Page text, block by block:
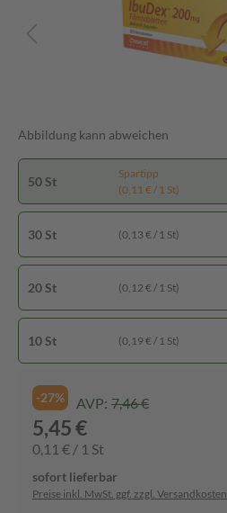
Abbildung kann abweichen
50 St
Spartipp
(0,11 € / 1 St)
30 St (0,13 € / 1 St)
20 St (0,12 € / 1 St)
10 St (0,19 € / 1 St)
-27% AVP: 7,46 €
5,45 €
0,11 € / 1 St
sofort lieferbar
Preise inkl. MwSt. ggf. zzgl. Versandkosten